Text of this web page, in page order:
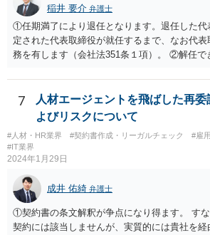
稲井 要介 弁護士
①任期満了により退任となります。退任した代
定された代表取締役が就任するまで、なお代
務を有します（会社法351条１項）。 ②解任
可能性があります。また、権利義務代表取締
ら損害賠償請求を受けるリスクがあります（
7
人材エージェントを飛ばした再
よびリスクについて
#人材・HR業界 #契約書作成・リーガルチェック
#雇
#IT業界
2024年1月29日
成井 佑綺 弁護士
①契約書の条文解釈が争点になり得ます。 す
契約には該当しませんが、実質的には貴社を